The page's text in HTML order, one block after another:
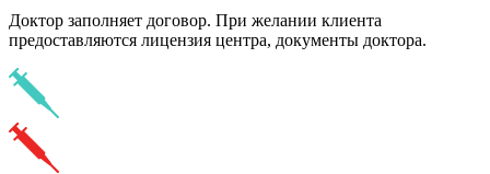
Доктор заполняет договор. При желании клиента
предоставляются лицензия центра, документы доктора.